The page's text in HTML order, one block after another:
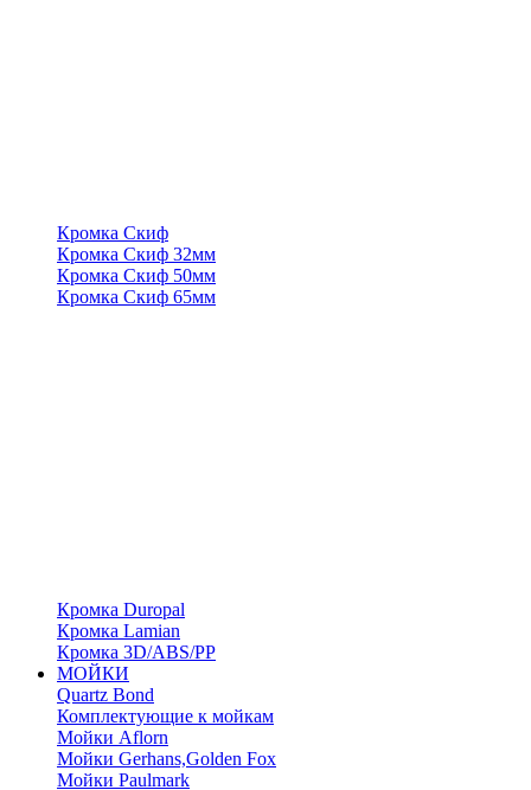
Кромка Скиф
Кромка Скиф 32мм
Кромка Скиф 50мм
Кромка Скиф 65мм
Кромка Duropal
Кромка Lamian
Кромка 3D/ABS/PP
МОЙКИ
Quartz Bond
Комплектующие к мойкам
Мойки Aflorn
Мойки Gerhans,Golden Fox
Мойки Paulmark